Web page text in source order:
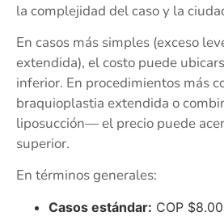
la complejidad del caso y la
En casos más simples (exceso
extendida), el costo puede
inferior. En procedimientos más
braquioplastia extendida o
liposucción— el precio puede
superior.
En términos generales:
Casos estándar: COP